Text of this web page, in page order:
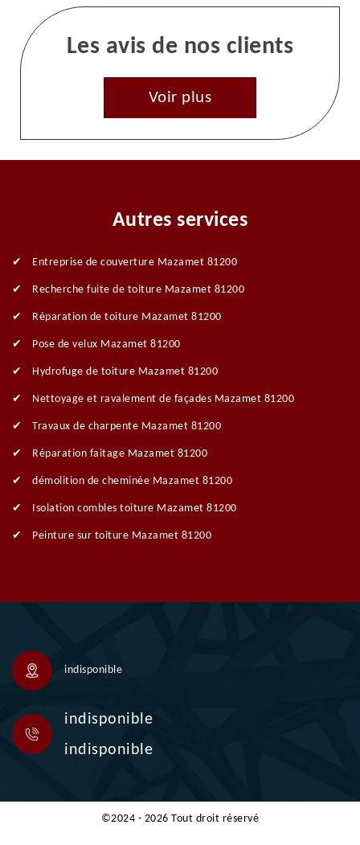
Les avis de nos clients
Voir plus
Autres services
Entreprise de couverture Mazamet 81200
Recherche fuite de toiture Mazamet 81200
Réparation de toiture Mazamet 81200
Pose de velux Mazamet 81200
Hydrofuge de toiture Mazamet 81200
Nettoyage et ravalement de façades Mazamet 81200
Travaux de charpente Mazamet 81200
Réparation faitage Mazamet 81200
démolition de cheminée Mazamet 81200
Isolation combles toiture Mazamet 81200
Peinture sur toiture Mazamet 81200
indisponible
indisponible
indisponible
©2024 - 2026 Tout droit réservé